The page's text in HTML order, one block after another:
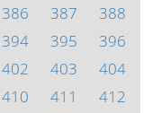
386 387
388
394 395
396
402 403
404
410 411
412